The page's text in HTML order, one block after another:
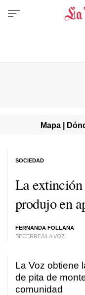
Mapa |
La
produjo en
FERNANDA FOLLANA
BECERREÁ/LA VOZ.
SOCIEDAD
La Voz obtiene
de pita de
comunidad